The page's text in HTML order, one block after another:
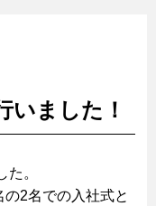
いました！
。
2名での入社式と